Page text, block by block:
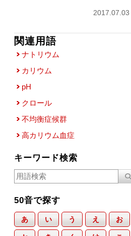
2017.07.03
関連用語
ナトリウム
カリウム
pH
クロール
不均衡症候群
高カリウム血症
キーワード検索
50音で探す
あ い う え お